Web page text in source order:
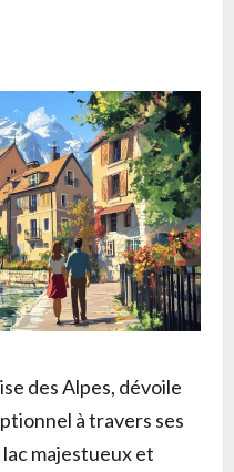
des Alpes, dévoile
à travers ses
majestueux et